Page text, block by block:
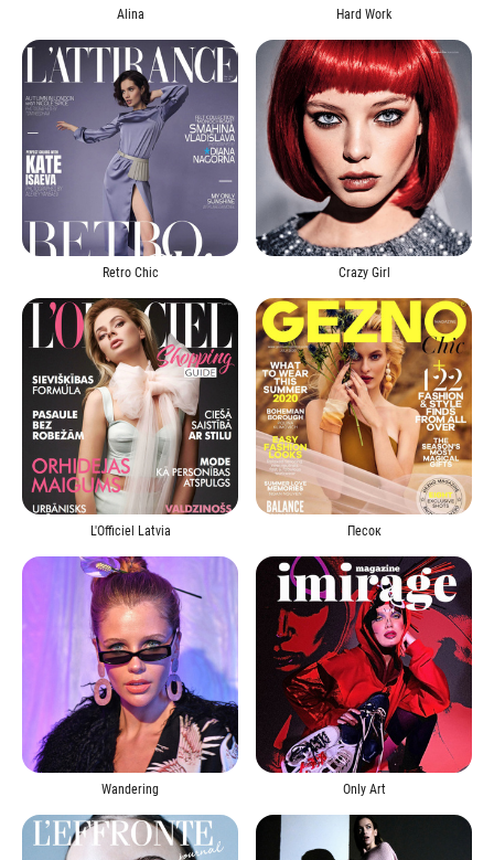
Alina Hard Work
Retro Chic Crazy Girl
L'Officiel Latvia Песок
Wandering Only Art